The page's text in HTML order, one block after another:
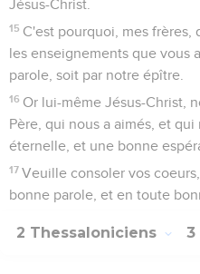
Jésus-Christ.
15 C'est pourquoi, mes frères,
les enseignements que vous
parole, soit par notre épître.
16 Or lui-même Jésus-Christ,
Père, qui nous a aimés, et
éternelle, et une bonne
17 Veuille consoler vos
bonne parole, et en toute
2 Thessaloniciens 3